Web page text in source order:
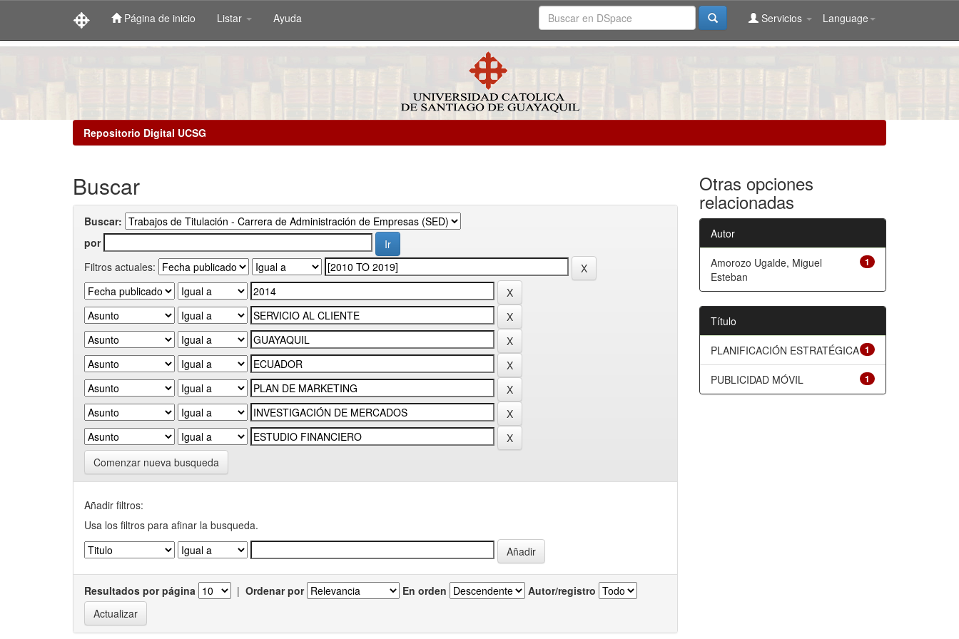
Página de inicio Listar Ayuda Language
Servicios
Repositorio Digital UCSG
Buscar
Buscar:
por
Filtros actuales:
Comenzar nueva busqueda
Añadir filtros:
Usa los filtros para afinar la busqueda.
Resultados por página | Ordenar por En orden Autor/registro
Otras opciones
relacionadas
Autor
1
Amorozo Ugalde, Miguel
Esteban
Título
1
PLANIFICACIÓN ESTRATÉGICA
1
PUBLICIDAD MÓVIL